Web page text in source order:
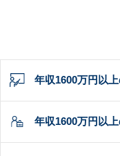
年収1600万円以
年収1600万円以